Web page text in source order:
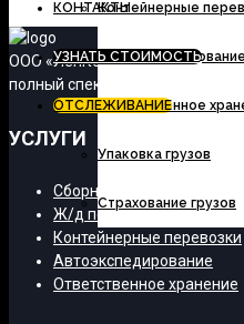
Контейнерные
Автоэкспедирование
Ответственное
Упаковка грузов
Страхование грузов
КОНТАКТЫ
УЗНАТЬ СТОИМОСТЬ
ОТСЛЕЖИВАНИЕ
ООО «ЛенКомТранс»
полный спектр транспортно-
УСЛУГИ
Сборные грузы
Ж/д перевозки
Контейнерные перевозки
Автоэкспедирование
Ответственное хранение